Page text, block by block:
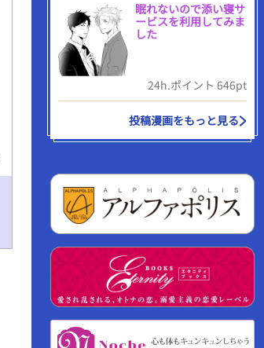
眠れないので添い寝サ
ービスを利用してみま
した
24h.ポイント 646pt
投稿漫画をもっと見る